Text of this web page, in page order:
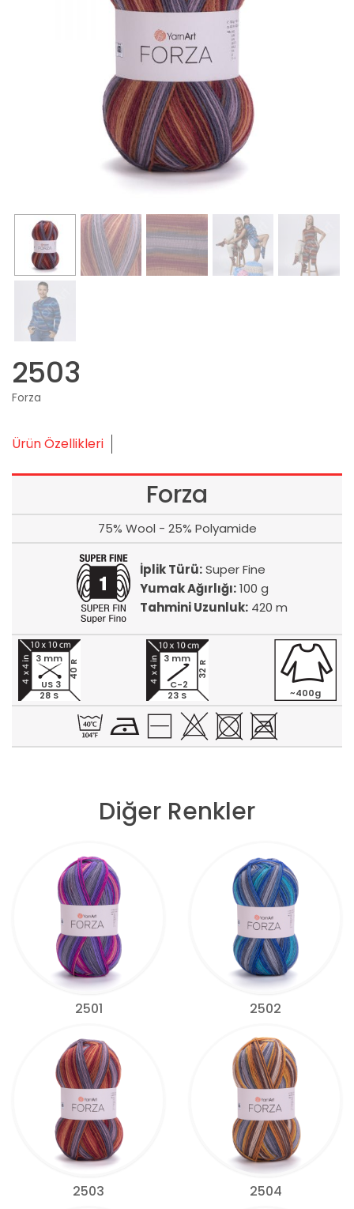
2503
Forza
Ürün Özellikleri
Forza
75% Wool - 25% Polyamide
İplik Türü:Super Fine
Yumak Ağırlığı:100 g
Tahmini Uzunluk:420 m
28 S
40 R
3 mm
US 3
23 S
32 R
3 mm
C-2
~400g
Diğer Renkler
2501 2502
2503 2504